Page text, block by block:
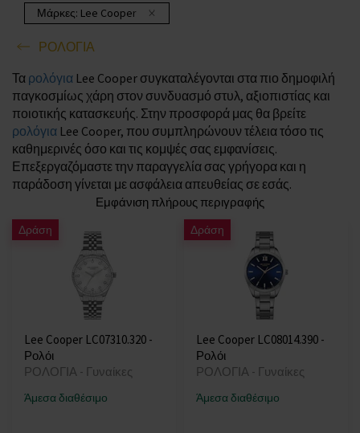
Μάρκες: Lee Cooper
ΡΟΛΟΓΙΑ
Τα ρολόγια Lee Cooper συγκαταλέγονται στα πιο δημοφιλή
παγκοσμίως χάρη στον συνδυασμό στυλ, αξιοπιστίας και
ποιοτικής κατασκευής. Στην προσφορά μας θα βρείτε
ρολόγια Lee Cooper, που συμπληρώνουν τέλεια τόσο τις
καθημερινές όσο και τις κομψές σας εμφανίσεις.
Επεξεργαζόμαστε την παραγγελία σας γρήγορα και η
παράδοση γίνεται με ασφάλεια απευθείας σε εσάς.
Εμφάνιση πλήρους περιγραφής
Δράση
Lee Cooper LC07310.320 -
Ρολόι
ΡΟΛΟΓΙΑ - Γυναίκες
Άμεσα διαθέσιμο
Δράση
Lee Cooper LC08014.390 -
Ρολόι
ΡΟΛΟΓΙΑ - Γυναίκες
Άμεσα διαθέσιμο